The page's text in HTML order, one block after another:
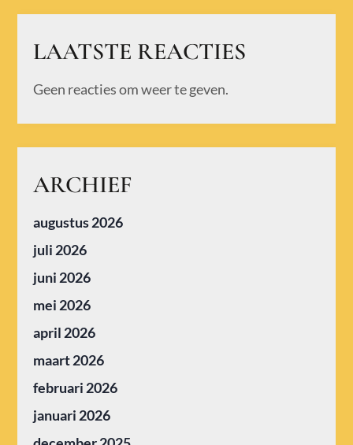
LAATSTE REACTIES
Geen reacties om weer te geven.
ARCHIEF
augustus 2026
juli 2026
juni 2026
mei 2026
april 2026
maart 2026
februari 2026
januari 2026